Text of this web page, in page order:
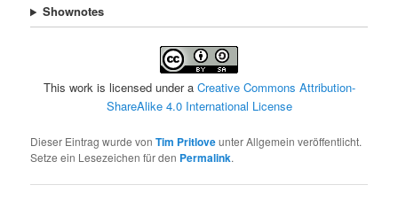
Shownotes
This work is licensed under a Creative Commons Attribution-
ShareAlike 4.0 International License
Dieser Eintrag wurde vonTim Pritloveunter Allgemein veröffentlicht.
Setze ein Lesezeichen für den Permalink.